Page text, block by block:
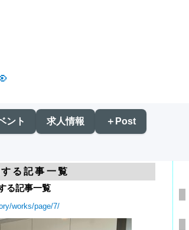
ント 求人情報 ＋Post
る記事一覧
る記事一覧
works/page/7/